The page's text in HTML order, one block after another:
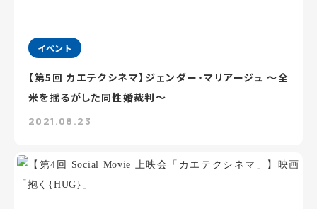
イベント
【第5回 カエテクシネマ】ジェンダー・マリアージュ ～全
米を揺るがした同性婚裁判～
2021.08.23